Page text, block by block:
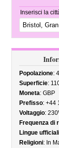
Inserisci la
Popolazione:
Superficie:
Moneta: GBP
Prefisso: +44
Voltaggio:
Frequenza di
Lingue ufficiali
Religioni: In